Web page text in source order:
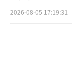
以军称
弹，防空系
2026-08-05 17:19:31